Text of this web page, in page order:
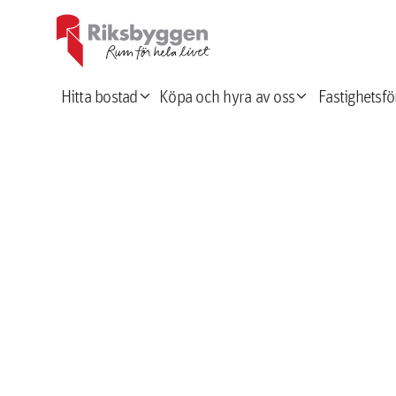
Hitta bostadexpand_more Köpa och hyra av ossexpand_more